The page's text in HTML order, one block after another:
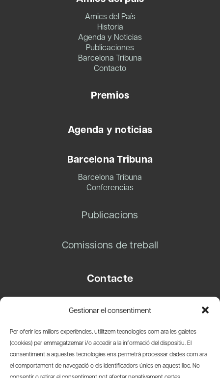
Gestionar el consentiment
Per oferir les millors experiències, utilitzem tecnologies com ara les galetes
(cookies) per emmagatzemar i/o accedir a la informació del dispositiu. El
consentiment a aquestes tecnologies ens permetrà processar dades com ara
el comportament de navegació o els identificadors únics en aquest lloc. No
Amics del País
Historia
Agenda y Noticias
Publicaciones
Barcelona Tribuna
Contacto
Premios
Agenda y noticias
Barcelona Tribuna
Barcelona Tribuna
Conferencias
Publicacions
Comissions de treball
Contacte
08003 Barcelona
info@amicsdelpais.com
Suscripció Newsletter